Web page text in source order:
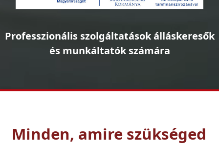
Professzionális szolgáltatások álláskeresők
és munkáltatók számára
Minden, amire szükséged